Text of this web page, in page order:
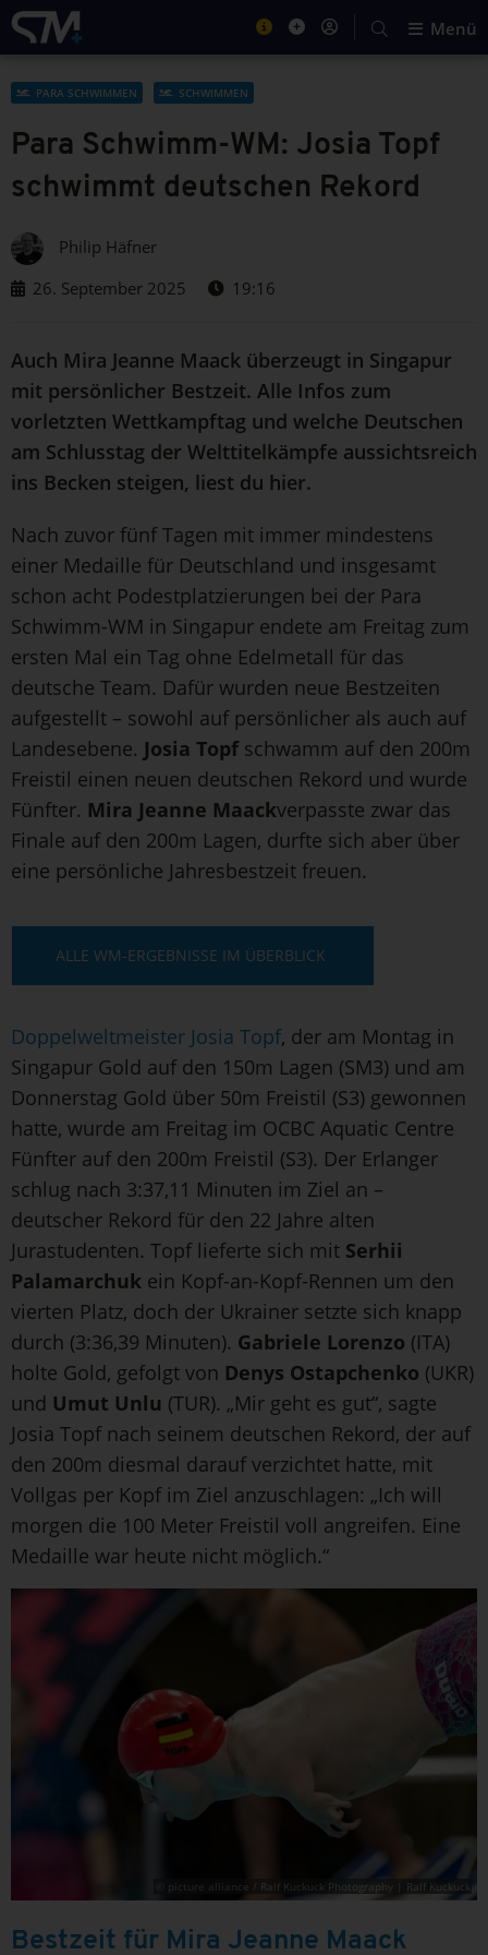
Menü
PARA SCHWIMMEN SCHWIMMEN
Para Schwimm-WM: Josia Topf
schwimmt deutschen Rekord
Philip Häfner
26. September 2025
19:16
Auch Mira Jeanne Maack überzeugt in Singapur
mit persönlicher Bestzeit. Alle Infos zum
vorletzten Wettkampftag und welche Deutschen
am Schlusstag der Welttitelkämpfe aussichtsreich
ins Becken steigen, liest du hier.
Nach zuvor fünf Tagen mit immer mindestens
einer Medaille für Deutschland und insgesamt
schon acht Podestplatzierungen bei der Para
Schwimm-WM in Singapur endete am Freitag zum
ersten Mal ein Tag ohne Edelmetall für das
deutsche Team. Dafür wurden neue Bestzeiten
aufgestellt – sowohl auf persönlicher als auch auf
Landesebene. Josia Topf schwamm auf den 200m
Freistil einen neuen deutschen Rekord und wurde
Fünfter. Mira Jeanne Maackverpasste zwar das
Finale auf den 200m Lagen, durfte sich aber über
eine persönliche Jahresbestzeit freuen.
ALLE WM-ERGEBNISSE IM ÜBERBLICK
Doppelweltmeister Josia Topf, der am Montag in
Singapur Gold auf den 150m Lagen (SM3) und am
Donnerstag Gold über 50m Freistil (S3) gewonnen
hatte, wurde am Freitag im OCBC Aquatic Centre
Fünfter auf den 200m Freistil (S3). Der Erlanger
schlug nach 3:37,11 Minuten im Ziel an –
deutscher Rekord für den 22 Jahre alten
Jurastudenten. Topf lieferte sich mit Serhii
Palamarchuk ein Kopf-an-Kopf-Rennen um den
vierten Platz, doch der Ukrainer setzte sich knapp
durch (3:36,39 Minuten). Gabriele Lorenzo (ITA)
holte Gold, gefolgt von Denys Ostapchenko (UKR)
und Umut Unlu (TUR). „Mir geht es gut“, sagte
Josia Topf nach seinem deutschen Rekord, der auf
den 200m diesmal darauf verzichtet hatte, mit
Vollgas per Kopf im Ziel anzuschlagen: „Ich will
morgen die 100 Meter Freistil voll angreifen. Eine
Medaille war heute nicht möglich.“
© picture alliance / Ralf Kuckuck Photography | Ralf Kuckuck
Bestzeit für Mira Jeanne Maack